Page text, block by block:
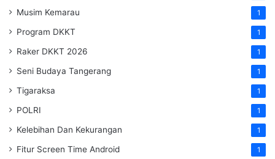
Musim Kemarau 1
Program DKKT 1
Raker DKKT 2026 1
Seni Budaya Tangerang 1
Tigaraksa 1
POLRI 1
Kelebihan Dan Kekurangan 1
Fitur Screen Time Android 1